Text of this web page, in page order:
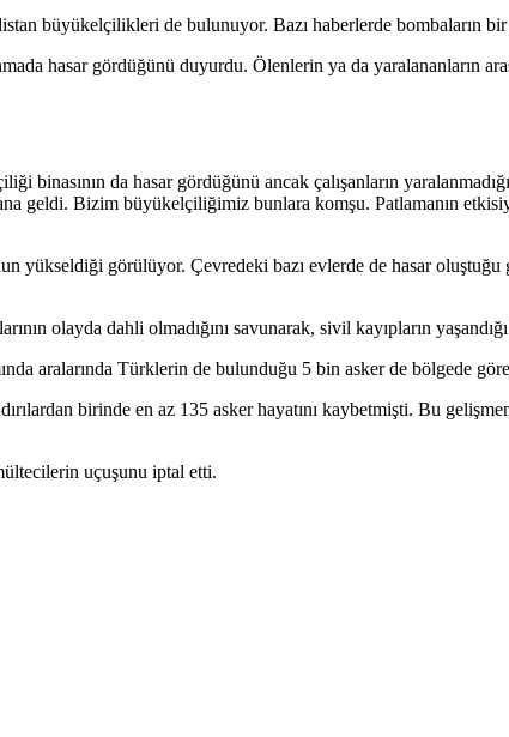
büyükelçilikleri de bulunuyor. Bazı haberlerde
hasar gördüğünü duyurdu. Ölenlerin ya da yaralananların
binasının da hasar gördüğünü ancak çalışanların
geldi. Bizim büyükelçiliğimiz bunlara komşu. Patlamanın
yükseldiği görülüyor. Çevredeki bazı evlerde de hasar
olayda dahli olmadığını savunarak, sivil kayıpların yaşandığı
aralarında Türklerin de bulunduğu 5 bin asker de bölgede
birinde en az 135 asker hayatını kaybetmişti. Bu
uçuşunu iptal etti.